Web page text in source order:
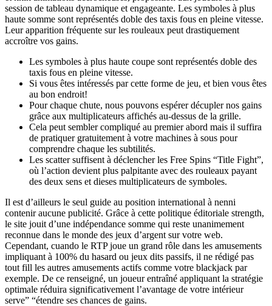
session de tableau dynamique et engageante. Les symboles à plus
haute somme sont représentés doble des taxis fous en pleine vitesse.
Leur apparition fréquente sur les rouleaux peut drastiquement
accroître vos gains.
Les symboles à plus haute coupe sont représentés doble des
taxis fous en pleine vitesse.
Si vous êtes intéressés par cette forme de jeu, et bien vous êtes
au bon endroit!
Pour chaque chute, nous pouvons espérer décupler nos gains
grâce aux multiplicateurs affichés au-dessus de la grille.
Cela peut sembler compliqué au premier abord mais il suffira
de pratiquer gratuitement à votre machines à sous pour
comprendre chaque les subtilités.
Les scatter suffisent à déclencher les Free Spins “Title Fight”,
où l’action devient plus palpitante avec des rouleaux payant
des deux sens et dieses multiplicateurs de symboles.
Il est d’ailleurs le seul guide au position international à nenni
contenir aucune publicité. Grâce à cette politique éditoriale strength,
le site jouit d’une indépendance somme qui reste unanimement
reconnue dans le monde des jeux d’argent sur votre web.
Cependant, cuando le RTP joue un grand rôle dans les amusements
impliquant à 100% du hasard ou jeux dits passifs, il ne rédigé pas
tout fill les autres amusements actifs comme votre blackjack par
exemple. De ce renseigné, un joueur entraîné appliquant la stratégie
optimale réduira significativement l’avantage de votre intérieur
serve” “étendre ses chances de gains.